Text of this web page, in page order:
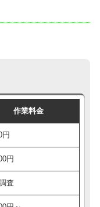
作業料金
円
円
査